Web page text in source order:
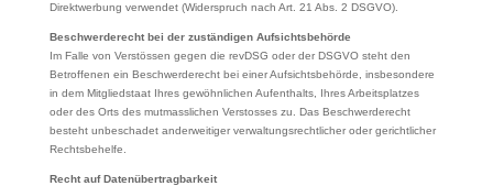
Direktwerbung verwendet (Widerspruch nach Art. 21 Abs. 2 DSGVO).
Beschwerderecht bei der zuständigen Aufsichtsbehörde
Im Falle von Verstössen gegen die revDSG oder der DSGVO steht den
Betroffenen ein Beschwerderecht bei einer Aufsichtsbehörde, insbesondere
in dem Mitgliedstaat Ihres gewöhnlichen Aufenthalts, Ihres Arbeitsplatzes
oder des Orts des mutmasslichen Verstosses zu. Das Beschwerderecht
besteht unbeschadet anderweitiger verwaltungsrechtlicher oder gerichtlicher
Rechtsbehelfe.
Recht auf Datenübertragbarkeit